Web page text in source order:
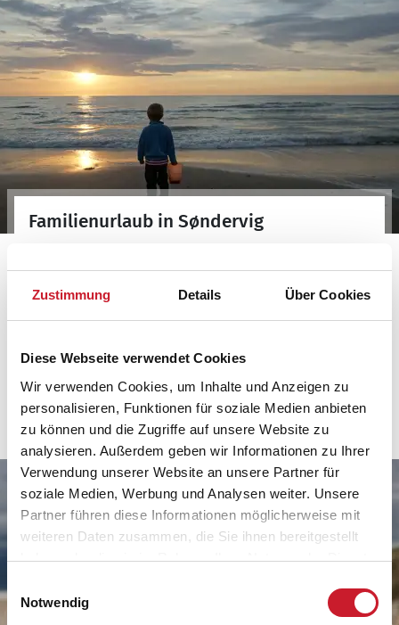
Zustimmung Details Über Cookies
Diese Webseite verwendet Cookies
Wir verwenden Cookies, um Inhalte und Anzeigen zu
personalisieren, Funktionen für soziale Medien anbieten
zu können und die Zugriffe auf unsere Website zu
analysieren. Außerdem geben wir Informationen zu Ihrer
Verwendung unserer Website an unsere Partner für
soziale Medien, Werbung und Analysen weiter. Unsere
Partner führen diese Informationen möglicherweise mit
weiteren Daten zusammen, die Sie ihnen bereitgestellt
haben oder die sie im Rahmen Ihrer Nutzung der Dienste
Notwendig
Familienurlaub in Søndervig
einem schicken Ferienhaus. Finden Sie
familienfreundliche Ferienhäuser in Søndervig und
Mehr zum Familienurlaub in Søndervig